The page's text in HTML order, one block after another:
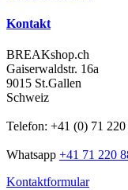
Kontakt
BREAKshop.ch
Gaiserwaldstr. 16a
9015 St.Gallen
Schweiz
Telefon: +41 (0) 71
Whatsapp +41 71 220
Kontaktformular